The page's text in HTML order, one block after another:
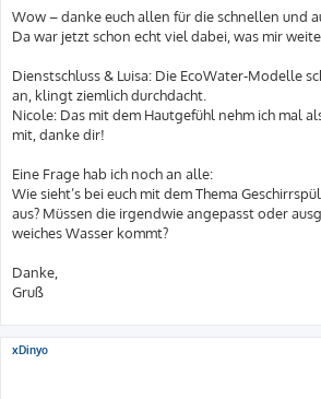
i
t
r
Wow – danke euch allen für die schnellen und
Da war jetzt schon echt viel dabei, was mir
Dienstschluss & Luisa: Die EcoWater-Modelle
an, klingt ziemlich durchdacht.
Nicole: Das mit dem Hautgefühl nehm ich mal
mit, danke dir!
Eine Frage hab ich noch an alle:
Wie sieht’s bei euch mit dem Thema
aus? Müssen die irgendwie angepasst oder
weiches Wasser kommt?
Danke,
Gruß
xDinyo